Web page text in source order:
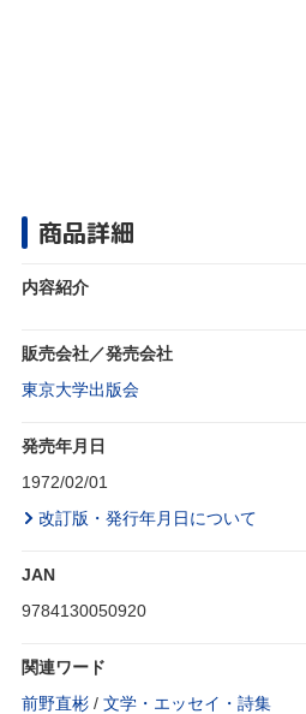
商品詳細
内容紹介
販売会社／発売会社
東京大学出版会
発売年月日
1972/02/01
改訂版・発行年月日について
JAN
9784130050920
関連ワード
前野直彬 / 文学・エッセイ・詩集